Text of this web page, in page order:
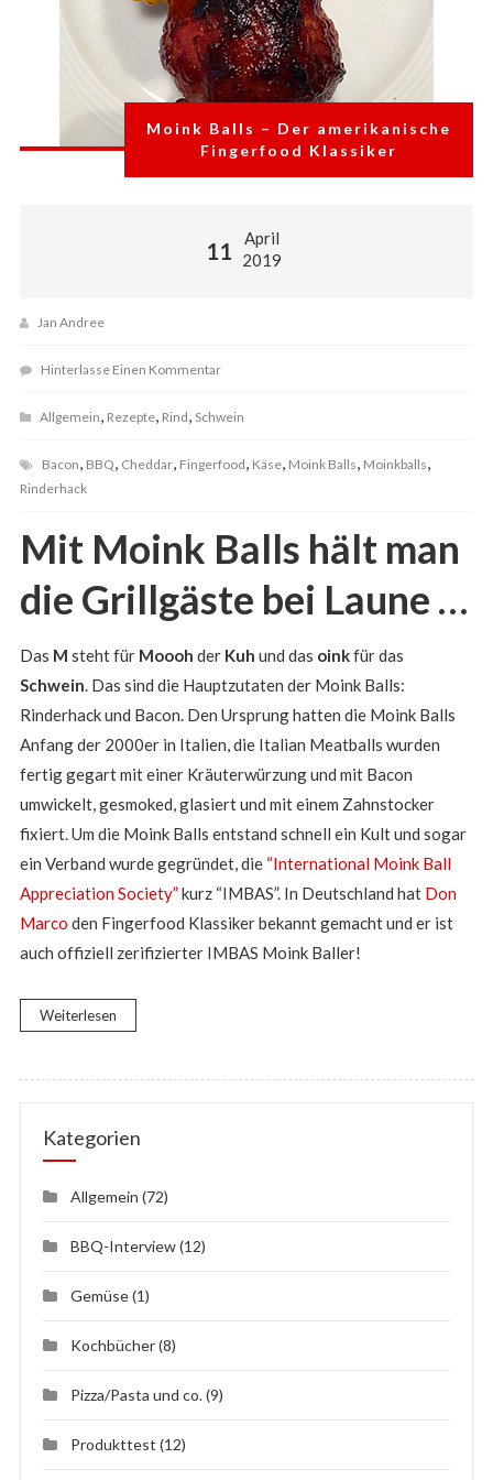
Moink Balls – Der amerikanische
Fingerfood Klassiker
11
April
2019
Jan Andree
Hinterlasse Einen Kommentar
Allgemein, Rezepte, Rind, Schwein
Bacon, BBQ, Cheddar, Fingerfood, Käse, Moink Balls, Moinkballs,
Rinderhack
Mit Moink Balls hält man
die Grillgäste bei Laune …
Das M steht für Moooh der Kuh und das oinkfür das
Schwein. Das sind die Hauptzutaten der Moink Balls:
Rinderhack und Bacon. Den Ursprung hatten die Moink Balls
Anfang der 2000er in Italien, die Italian Meatballs wurden
fertig gegart mit einer Kräuterwürzung und mit Bacon
umwickelt, gesmoked, glasiert und mit einem Zahnstocker
fixiert. Um die Moink Balls entstand schnell ein Kult und sogar
ein Verband wurde gegründet, die “International Moink Ball
Appreciation Society”kurz “IMBAS”. In Deutschland hat Don
Marco den Fingerfood Klassiker bekannt gemacht und er ist
auch offiziell zerifizierter IMBAS Moink Baller!
Weiterlesen
Kategorien
Allgemein (72)
BBQ-Interview(12)
Gemüse(1)
Kochbücher(8)
Pizza/Pasta und co.(9)
Produkttest (12)